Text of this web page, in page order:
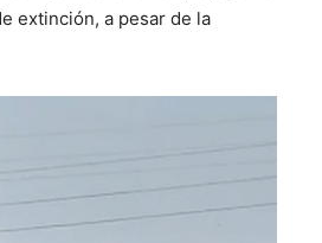
extinción, a pesar de la